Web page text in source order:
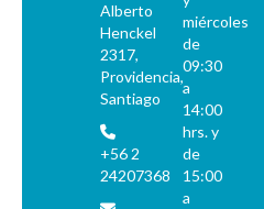
Alberto
Henckel
2317,
Providencia,
Santiago
+56 2
24207368
miércoles
de
09:30
a
14:00
hrs. y
de
15:00
a